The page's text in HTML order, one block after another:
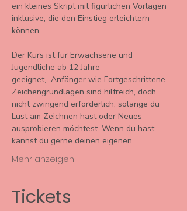
ein kleines Skript mit figürlichen Vorlagen
inklusive, die den Einstieg erleichtern
können.
Der Kurs ist für Erwachsene und
Jugendliche ab 12 Jahre
geeignet,  Anfänger wie Fortgeschrittene.
Zeichengrundlagen sind hilfreich, doch
nicht zwingend erforderlich, solange du
Lust am Zeichnen hast oder Neues
ausprobieren möchtest. Wenn du hast,
kannst du gerne deinen eigenen…
Mehr anzeigen
Tickets